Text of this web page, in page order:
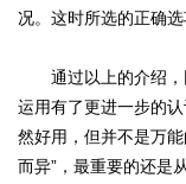
况。这时所选的正确
通过以上的介绍，
运用有了更进一步的
然好用，但并不是万
而异”，最重要的还是